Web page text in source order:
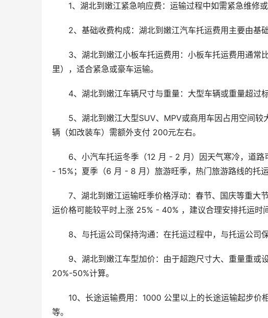
1、湖北到嫩江紧急响应费：运输过程中如需紧急维修
2、基础收费构成：湖北到嫩江汽车托运费用主要由基
3、湖北到嫩江小板车托运费用：小板车托运费用通
里），适合紧急或豪车运输。
4、湖北到嫩江车辆尺寸与重量：大型车辆或重量超过
5、湖北到嫩江大型SUV、MPV或商用车因占用空间
辆（如改装车）需额外支付 200元左右。
6、小汽车托运冬季（12 月 - 2 月）因天气寒冷，道
- 15%；夏季（6 月 - 8 月）旅游旺季，热门旅游路线的托
7、湖北到嫩江运输旺季价格浮动：春节、国庆等重大
运价格可能较平时上涨 25% - 40% ，建议合理安排托运时
8、与托运公司保持沟通：在托运过程中，与托运公司
9、湖北到嫩江车型加价：由于超跑尺寸大、重量重或
20%-50%计算。
10、长途运输费用：1000 公里以上的长途运输起步
等。